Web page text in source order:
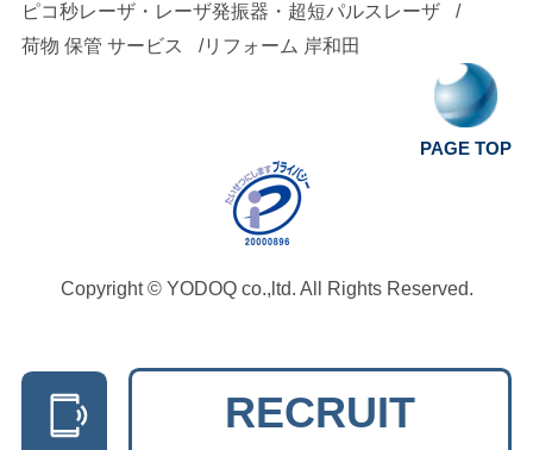
ピコ秒レーザ・レーザ発振器・超短パルスレーザ
荷物 保管 サービス
リフォーム 岸和田
PAGE TOP
Copyright © YODOQ co.,ltd. All Rights Reserved.
RECRUIT